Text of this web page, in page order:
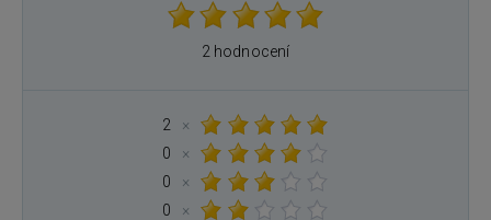
2 hodnocení
2
×
0
×
0
×
0
×